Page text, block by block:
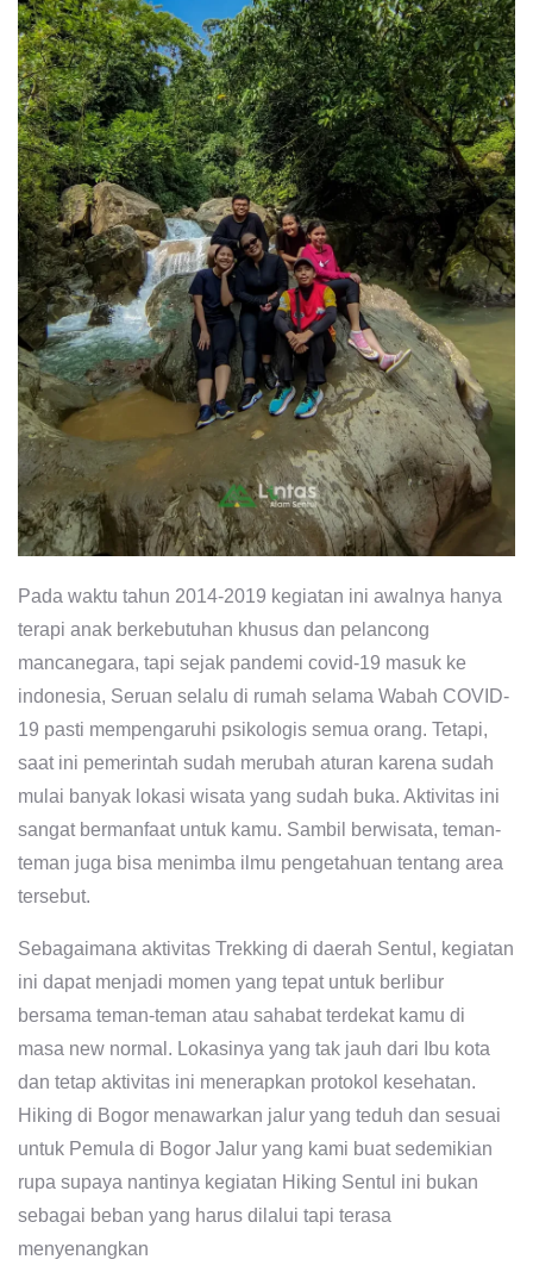
Pada waktu tahun 2014-2019 kegiatan ini awalnya hanya
terapi anak berkebutuhan khusus dan pelancong
mancanegara, tapi sejak pandemi covid-19 masuk ke
indonesia, Seruan selalu di rumah selama Wabah COVID-
19 pasti mempengaruhi psikologis semua orang. Tetapi,
saat ini pemerintah sudah merubah aturan karena sudah
mulai banyak lokasi wisata yang sudah buka. Aktivitas ini
sangat bermanfaat untuk kamu. Sambil berwisata, teman-
teman juga bisa menimba ilmu pengetahuan tentang area
tersebut.
Sebagaimana aktivitas Trekking di daerah Sentul, kegiatan
ini dapat menjadi momen yang tepat untuk berlibur
bersama teman-teman atau sahabat terdekat kamu di
masa new normal. Lokasinya yang tak jauh dari Ibu kota
dan tetap aktivitas ini menerapkan protokol kesehatan.
Hiking di Bogor menawarkan jalur yang teduh dan sesuai
untuk Pemula di Bogor Jalur yang kami buat sedemikian
rupa supaya nantinya kegiatan Hiking Sentul ini bukan
sebagai beban yang harus dilalui tapi terasa
menyenangkan